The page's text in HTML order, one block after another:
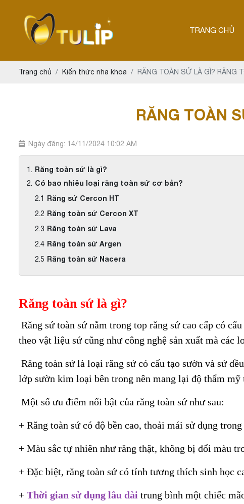
TRANG CHỦ
Trang chủ Kiến thức nha khoa RĂNG TOÀN SỨ LÀ GÌ? RĂNG
RĂNG TOÀN
Ngày đăng: 14/11/2024 10:02 AM
Răng toàn sứ là gì?
Có bao nhiêu loại răng toàn sứ cơ bản?
Răng sứ Cercon HT
Răng toàn sứ Cercon XT
Răng toàn sứ Lava
Răng toàn sứ Argen
Răng toàn sứ Nacera
Răng toàn sứ là gì?
Răng sứ toàn sứnằm trong top răng sứ cao cấp có
theo vật liệu sứ cũng như công nghệ sản xuất mà các
Răng toàn sứ là loại răng sứ có cấu tạo sườn và sứ đều
lớp sườn kim loại bên trong nên mang lại độ thẩm mỹ
Một số ưu điểm nổi bật của răng toàn sứ như sau:
+ Răng toàn sứ có độ bền cao, thoải mái sử dụng
+ Màu sắc tự nhiên như răng thật, không bị đổi màu
+ Đặc biệt, răng toàn sứ có tính tương thích sinh học
+ Thời gian sử dụng lâu dài trung bình một chiếc